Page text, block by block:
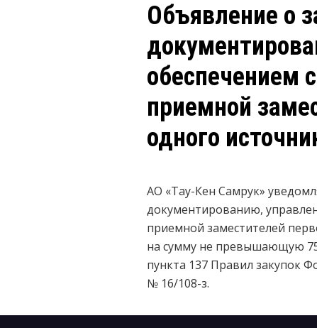
Объявление о
обеспечением
приемной
одного
АО «Тау-Кен Самрук»
документированию,
приемной заместителей
на сумму не превышающую
пункта 137 Правил закупок
№ 16/108-з.